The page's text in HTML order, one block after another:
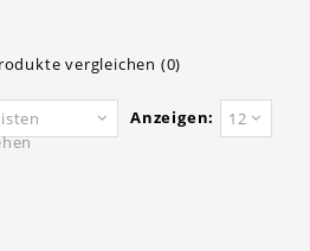
vergleichen (0)
Anzeigen: 12